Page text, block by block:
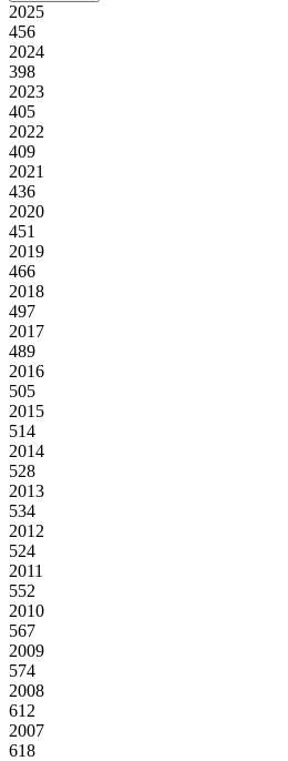
2025
456
2024
398
2023
405
2022
409
2021
436
2020
451
2019
466
2018
497
2017
489
2016
505
2015
514
2014
528
2013
534
2012
524
2011
552
2010
567
2009
574
2008
612
2007
618